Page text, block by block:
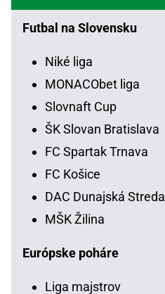
Futbal na Slovensku
Niké liga
MONACObet liga
Slovnaft Cup
ŠK Slovan Bratislava
FC Spartak Trnava
FC Košice
DAC Dunajská Streda
MŠK Žilina
Európske poháre
Liga majstrov